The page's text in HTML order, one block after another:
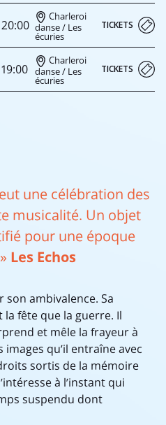
20:00
Charleroi
danse / Les
écuries
TICKETS
19:00
Charleroi
danse / Les
écuries
TICKETS
une célébration des
musicalité. Un objet
pour une époque
Les Echos
son ambivalence. Sa
fête que la guerre. Il
et mêle la frayeur à
images qu’il entraîne avec
sortis de la mémoire
à l’instant qui
suspendu dont